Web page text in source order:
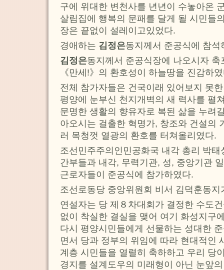
구에 위대한 변천사를 년년이 수놓아온
살림집에 행복의 문패를 달게 될 시민들
장은 끝없이 설레이고있었다.
경애하는 김정은동지께서 준공식에 참석
김정은동지께서 준공식장에 나오시자
《만세!》의 환호성이 하늘땅을 진감하
전체 참가자들은 건국이래 있어보지 못
평양에 눈부신 천지개벽의 새 력사를 펼
문명한 생활의 향유자로 복된 삶을 누려
아오시는 걸출한 혁명가, 창조와 건설의
러 목청껏 열광의 환호를 터쳐올리였다.
조선민주주의인민공화국 내각 총리 박
간부들과 내각, 무력기관, 성, 중앙기관
근로자들이 준공식에 참가하였다.
조선로동당 중앙위원회 비서 김덕훈동
연설자는 당 제８차대회가 결정한 수도
없이 착실한 결실을 맺어 여기 화성지구
다시 평양시민들에게 선물하는 성대한
면서 당과 정부의 위임에 따라 현대적인
계층 시민들을 열렬히 축하하고 우리 당
경지를 설계도우의 미래형이 아닌 눈앞